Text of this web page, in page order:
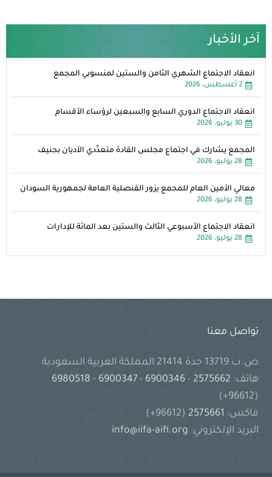
آخر الأخبار
انعقاد الاجتماع الشهري الثامن والستين لمنسوبي المجمع
2 أغسطس، 2026
انعقاد الاجتماع الدوري السابع والسبعين لرؤساء الأقسام
30 يوليو، 2026
المجمع يشارك في اجتماع مجلس القادة متعدِّدي الأديان بجنيف
28 يوليو، 2026
معالي الأمين العام للمجمع يزور القنصلية العامة لجمهورية السودان
28 يوليو، 2026
انعقاد الاجتماع الأسبوعي الثالث والستين بعد المائة للإدارات
28 يوليو، 2026
تواصل معنا
ص.ب 13719 جدة 21414 المملكة العربية السعودية
هاتف:
-
6900346
-
6900347
-
(96612+)
فاكس:
(96612+)
البريد الإلكتروني: info@iifa-aifi.org